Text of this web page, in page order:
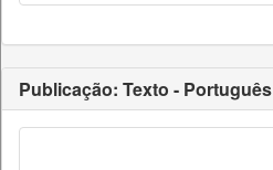
Publicação: Texto - Português